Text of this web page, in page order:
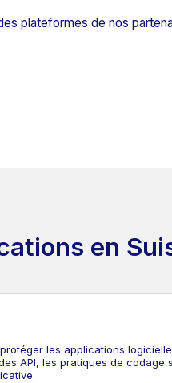
plateformes de nos
en
les applications
API, les pratiques de